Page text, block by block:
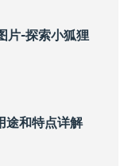
片-探索小狐狸
途和特点详解